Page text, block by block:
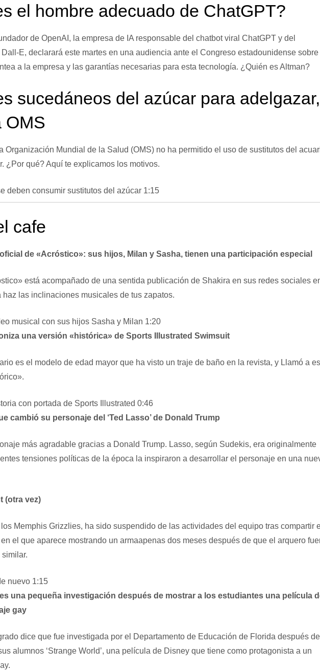
el hombre adecuado de ChatGPT?
de OpenAI, la empresa de IA responsable del chatbot viral ChatGPT y del
E, declarará este martes en una audiencia ante el Congreso estadounidense sobre
a la empresa y las garantías necesarias para esta tecnología. ¿Quién es Altman?
sucedáneos del azúcar para adelgazar,
OMS
Organización Mundial de la Salud (OMS) no ha permitido el uso de sustitutos del
¿Por qué?Aquí te explicamos los motivos.
deben consumir sustitutos del azúcar 1:15
cafe
de «Acróstico»: sus hijos, Milan y Sasha, tienen una participación especial
está acompañado de una sentida publicación de Shakira en sus redes sociales
haz las inclinaciones musicales de tus zapatos.
musical con sus hijos Sasha y Milan 1:20
una versión «histórica» ​​de Sports Illustrated Swimsuit
es el modelo de edad mayor que ha visto un traje de baño en la revista, y Llamó a
con portada de Sports Illustrated 0:46
cambió su personaje del ‘Ted Lasso’ de Donald Trump
más agradable gracias a Donald Trump. Lasso, según Sudekis, era originalmente
tensiones políticas de la época la inspiraron a desarrollar el personaje en una
(otra vez)
Memphis Grizzlies, ha sido suspendido de las actividades del equipo tras compartir
el que aparece mostrando un armaapenas dos meses después de que el arquero
nuevo 1:15
una pequeña investigación después de mostrar a los estudiantes una película
gay
dice que fue investigada por el Departamento de Educación de Florida después de
alumnos ‘Strange World’, una película de Disney que tiene como protagonista a un